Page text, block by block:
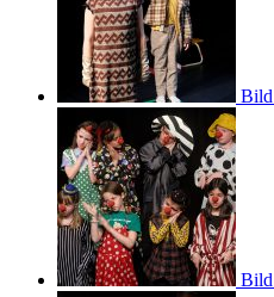
Bild
Bild